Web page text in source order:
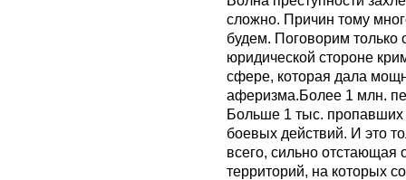
сложно. Причин тому
будем. Поговорим только
юридической стороне
сфере, которая дала
аферизма.Более 1 млн.
Больше 1 тыс. пропавших
боевых действий. И это
всего, сильно отстающая
территорий, на которых